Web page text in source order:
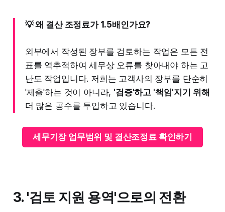
💡 왜 결산 조정료가 1.5배인가요?
외부에서 작성된 장부를 검토하는 작업은 모든 전
표를 역추적하여 세무상 오류를 찾아내야 하는 고
난도 작업입니다. 저희는 고객사의 장부를 단순히
'제출'하는 것이 아니라, '검증'하고 '책임'지기 위해
더 많은 공수를 투입하고 있습니다.
세무기장 업무범위 및 결산조정료 확인하기
3. '검토 지원 용역'으로의 전환